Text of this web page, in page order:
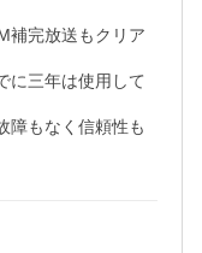
補完放送もクリア
に三年は使用して
障もなく信頼性も